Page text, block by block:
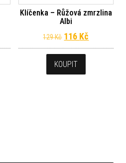
byla: 129 Kč.
cena je: 116 Kč.
Klíčenka – Růžová zmrzlina
Albi
129Kč Původní cena
116 Kč
KOUPIT